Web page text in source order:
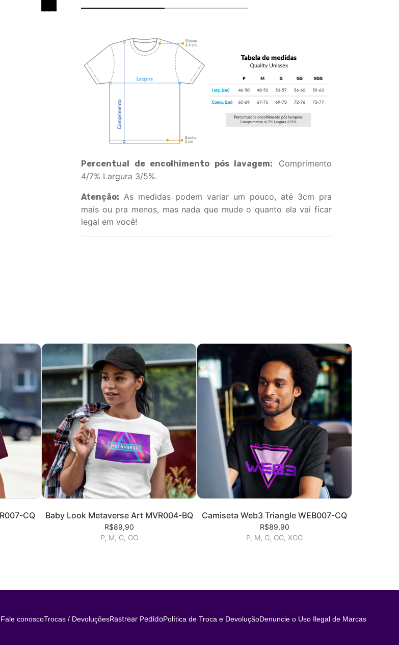
Percentual de encolhimento pós lavagem:
Comprimento
4/7% Largura 3/5%.
Atenção: As medidas podem variar um pouco, até 3cm pra
mais ou pra menos, mas nada que mude o quanto ela vai ficar
legal em você!
CQ Baby Look Metaverse Art MVR004-BQ
R$89,90
P, M, G, GG
Camiseta Web3 Triangle WEB007-CQ
R$89,90
P, M, G, GG, XGG
Fale conoscoTrocas / DevoluçõesRastrear PedidoPolítica de Troca e DevoluçãoDenuncie o Uso Ilegal de Marcas